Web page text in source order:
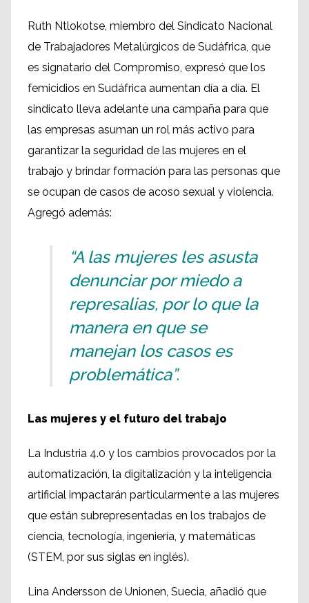
Ruth Ntlokotse, miembro del Sindicato Nacional
de Trabajadores Metalúrgicos de Sudáfrica, que
es signatario del Compromiso, expresó que los
femicidios en Sudáfrica aumentan día a día. El
sindicato lleva adelante una campaña para que
las empresas asuman un rol más activo para
garantizar la seguridad de las mujeres en el
trabajo y brindar formación para las personas que
se ocupan de casos de acoso sexual y violencia.
Agregó además:
“A las mujeres les asusta
denunciar por miedo a
represalias, por lo que la
manera en que se
manejan los casos es
problemática”.
Las mujeres y el futuro del trabajo
La Industria 4.0 y los cambios provocados por la
automatización, la digitalización y la inteligencia
artificial impactarán particularmente a las mujeres
que están subrepresentadas en los trabajos de
ciencia, tecnología, ingeniería, y matemáticas
(STEM, por sus siglas en inglés).
Lina Andersson de Unionen, Suecia, añadió que